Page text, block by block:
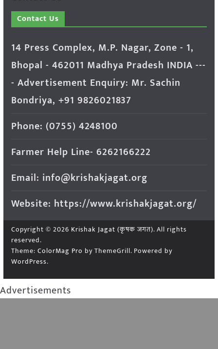
Contact Us
14 Press Complex, M.P. Nagar, Zone - 1,
Bhopal - 462011 Madhya Pradesh INDIA ---
- Advertisement Enquiry: Mr. Sachin
Bondriya, +91 9826021837
Phone: (0755) 4248100
Farmer Help Line- 6262166222
Email: info@krishakjagat.org
Website: https://www.krishakjagat.org/
Copyright © 2026 Krishak Jagat (कृषक जगत). All rights
reserved.
Theme: ColorMag Pro by ThemeGrill. Powered by
WordPress.
Advertisements